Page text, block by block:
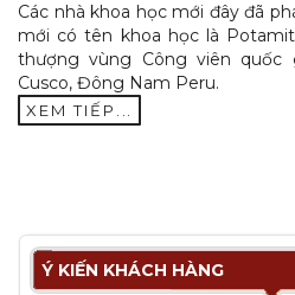
Các nhà khoa học mới đây đã
mới có tên khoa học là
thượng vùng Công viên quốc
Cusco, Đông Nam Peru.
XEM TIẾP...
Ý KIẾN KHÁCH HÀNG